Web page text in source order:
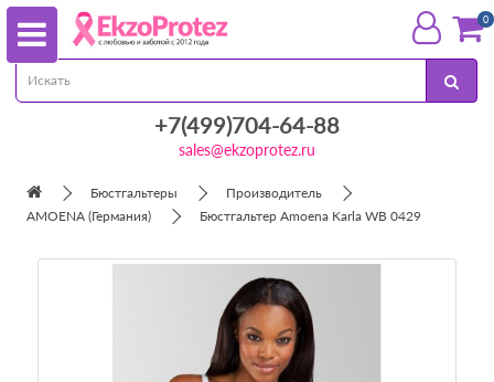
+7(499)704-64-88
sales@ekzoprotez.ru
0
Бюстгальтеры
Производитель
AMOENA (Германия)
Бюстгальтер Amoena Karla WB 0429